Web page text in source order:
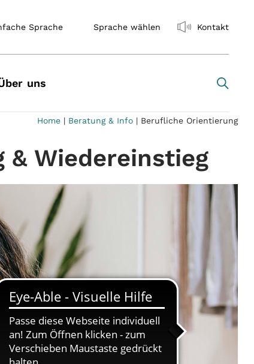
Sprache Sprache wählen Kontakt
uns
Home| Beratung & Info| Berufliche Orientierung
Wiedereinstieg